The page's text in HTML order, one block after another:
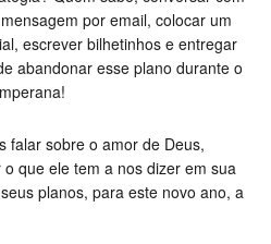
por email, colocar um
escrever bilhetinhos e entregar
abandonar esse plano durante o
falar sobre o amor de Deus,
que ele tem a nos dizer em sua
planos, para este novo ano, a